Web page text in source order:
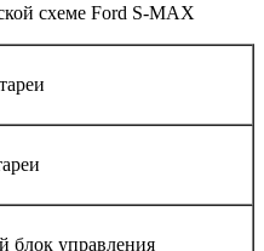
схеме Ford S-MAX
блок управления